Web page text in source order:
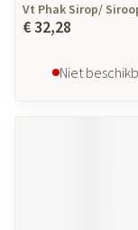
Vt Phak Sirop/
€ 32,28
Niet